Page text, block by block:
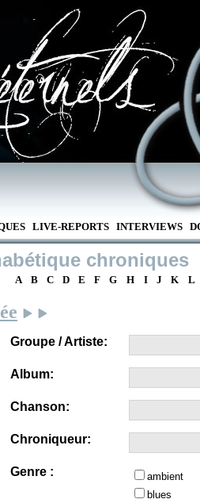
LIVE-REPORTS INTERVIEWS
chroniques
A B C D E F G H I J K L
Groupe / Artiste:
Album:
Chanson:
Chroniqueur:
Genre :
ambient
blues